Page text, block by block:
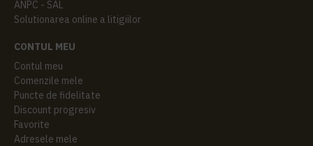
ANPC - SAL
Solutionarea online a litigiilor
CONTUL MEU
Contul meu
Comenzile mele
Puncte de fidelitate
Discount progresiv
Favorite
Adresele mele